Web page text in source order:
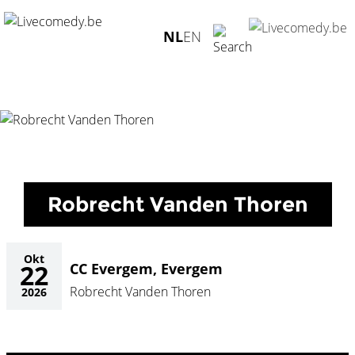
NLEN
Home/Agenda/ Robrecht Vanden Thoren
CC Evergem,
Robrecht Vanden Thoren
Okt
22
2026
CC Evergem, Evergem
Robrecht Vanden Thoren